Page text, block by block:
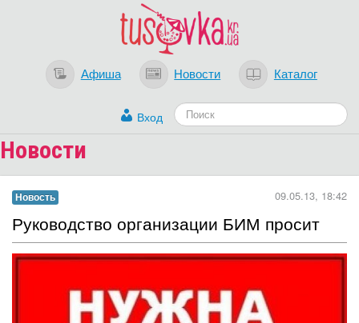
Афиша Новости Каталог
Вход
Новости
Новость 09.05.13, 18:42
Руководство организации БИМ просит